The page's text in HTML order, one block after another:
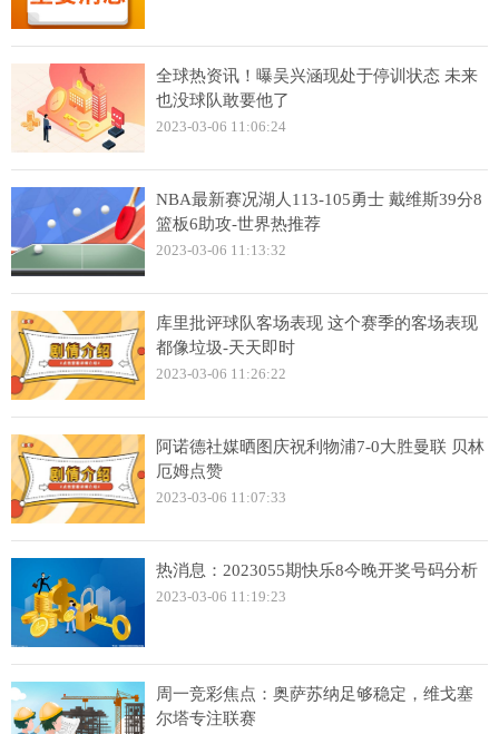
全球热资讯！曝吴兴涵现处于停训状态 未来
也没球队敢要他了
2023-03-06 11:06:24
NBA最新赛况湖人113-105勇士 戴维斯39分8
篮板6助攻-世界热推荐
2023-03-06 11:13:32
库里批评球队客场表现 这个赛季的客场表现
都像垃圾-天天即时
2023-03-06 11:26:22
阿诺德社媒晒图庆祝利物浦7-0大胜曼联 贝林
厄姆点赞
2023-03-06 11:07:33
热消息：2023055期快乐8今晚开奖号码分析
2023-03-06 11:19:23
周一竞彩焦点：奥萨苏纳足够稳定，维戈塞
尔塔专注联赛